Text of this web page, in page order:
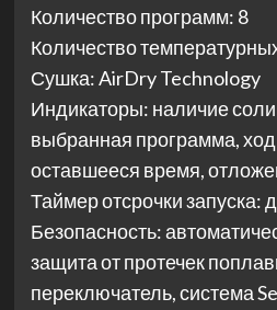
Количество программ: 8
Количество
Сушка: AirDry Technology
Индикаторы: наличие
выбранная программа,
оставшееся время,
Таймер отсрочки запуска:
Безопасность:
защита от протечек
переключатель, система